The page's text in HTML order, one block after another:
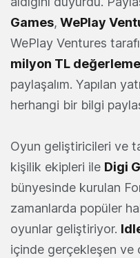
Games, WePlay
WePlay Ventures
milyon TL değerleme
paylaşalım. Yapılan
herhangi bir bilgi
Oyun geliştiricileri ve
kişilik ekipleri ile Digi
bünyesinde kurulan
zamanlarda popüler
oyunlar geliştiriyor.
içinde gerçekleşen ve